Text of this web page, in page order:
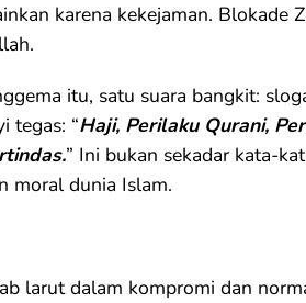
karena kekejaman. Blokade
itu, satu suara bangkit:
tegas: “Haji, Perilaku Qurani,
” Ini bukan sekadar kata-
moral dunia Islam.
larut dalam kompromi dan